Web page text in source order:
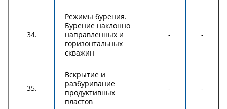
34.
Режимы бурения.
Бурение наклонно
направленных и
горизонтальных
скважин
- -
35.
Вскрытие и
разбуривание
продуктивных
пластов
- -